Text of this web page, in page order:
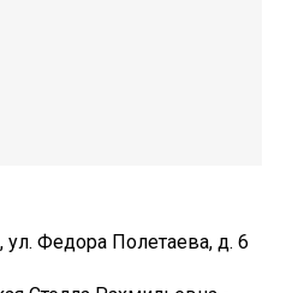
ул. Федора Полетаева, д. 6